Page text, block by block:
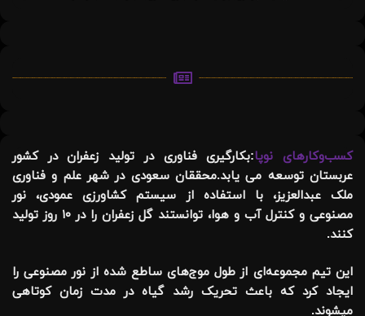
کسب‌وکارهای نوپا:بکارگیری فناوری در تولید زعفران در کشور
عربستان توسعه می یابد.محققان سعودی در شهر علم و فناوری
ملک عبدالعزیز، با استفاده از سیستم‌ کشاورزی عمودی، نور
مصنوعی و کنترل آب و هوا، توانستند گل زعفران را در ۱۰ روز تولید
کنند.
این تیم مجموعه‌ای از طول موج‌های ساطع شده از نور مصنوعی را
ایجاد کرد که باعث تحریک رشد گیاه در مدت زمان کوتاهی
می‎شوند.